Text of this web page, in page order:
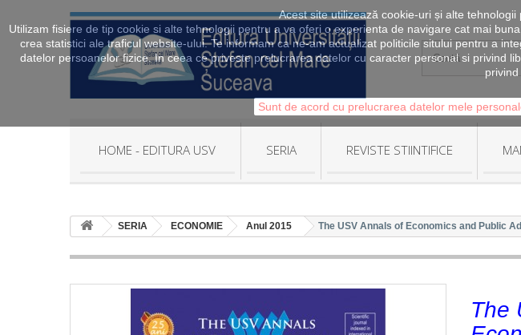
Acest site utilizează cookie-uri și alte
Utilizam fisiere de tip cookie si alte tehnologii pentru a va oferi o experienta de navigare cat mai
crea statistici ale traficul website-ului. Te informam ca ne-am actualizat politicile sitului pentru a
datelor persoanelor fizice. In ceea ce priveste prelucrarea datelor cu caracter personal si privind
privind
Sunt de acord cu prelucrarea datelor mele
HOME - EDITURA USV SERIA REVISTE STIINTIFICE
SERIA ECONOMIE Anul 2015 The USV Annals of Economics and Public
The